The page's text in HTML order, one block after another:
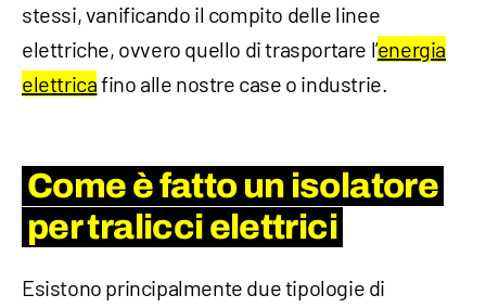
stessi, vanificando il compito delle linee
elettriche, ovvero quello di trasportare l’energia
elettricafino alle nostre case o industrie.
Come è fatto un isolatore
per tralicci elettrici
Esistono principalmente due tipologie di